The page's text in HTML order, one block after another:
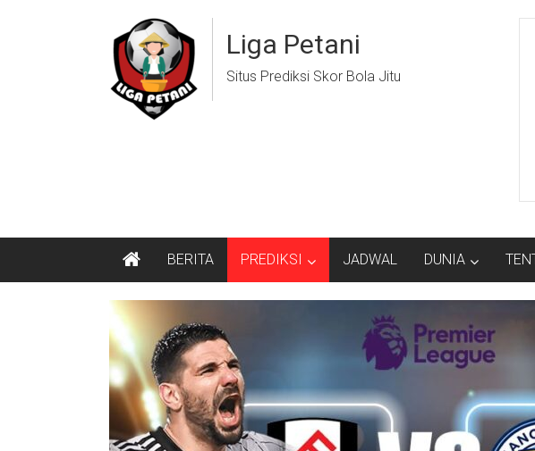
Liga Petani
Situs Prediksi Skor Bola Jitu
BERITA PREDIKSI JADWAL DUNIA